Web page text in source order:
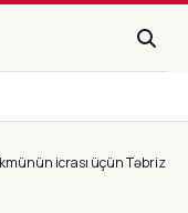
icrası üçün Təbriz